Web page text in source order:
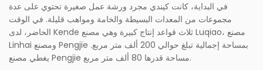
في البداية، كانت كيندي مجرد ورشة عمل صغيرة تحتوي على عدة
مجموعات من المعدات البسيطة والخامة ومواهب قليلة. في الوقت
الحاضر، لدى Kende ثلاث قواعد إنتاج كبيرة وهي مصنع Luqiao، مصنع
Linhai ومصنع Pengjie بمساحة إجمالية تبلغ حوالي 200 ألف متر مربع.
يغطي مصنع Pengjie مساحة قدرها 80 ألف متر مربع.